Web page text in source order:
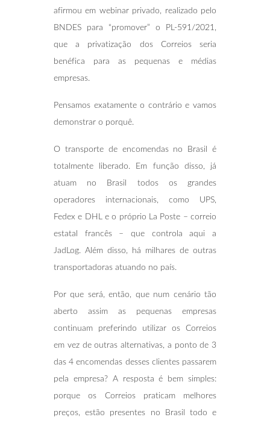
afirmou em webinar privado, realizado pelo
BNDES para “promover” o PL-591/2021,
que a privatização dos Correios seria
benéfica para as pequenas e médias
empresas.
Pensamos exatamente o contrário e vamos
demonstrar o porquê.
O transporte de encomendas no Brasil é
totalmente liberado. Em função disso, já
atuam no Brasil todos os grandes
operadores internacionais, como UPS,
Fedex e DHL e o próprio La Poste – correio
estatal francês – que controla aqui a
JadLog. Além disso, há milhares de outras
transportadoras atuando no país.
Por que será, então, que num cenário tão
aberto assim as pequenas empresas
continuam preferindo utilizar os Correios
em vez de outras alternativas, a ponto de 3
das 4 encomendas desses clientes passarem
pela empresa? A resposta é bem simples:
porque os Correios praticam melhores
preços, estão presentes no Brasil todo e